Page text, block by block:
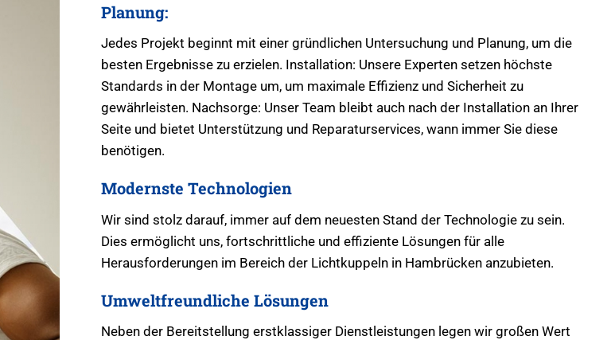
Planung:
Jedes Projekt beginnt mit einer gründlichen Untersuchung und Planung, um die
besten Ergebnisse zu erzielen. Installation: Unsere Experten setzen höchste
Standards in der Montage um, um maximale Effizienz und Sicherheit zu
gewährleisten. Nachsorge: Unser Team bleibt auch nach der Installation an Ihrer
Seite und bietet Unterstützung und Reparaturservices, wann immer Sie diese
benötigen.
Modernste Technologien
Wir sind stolz darauf, immer auf dem neuesten Stand der Technologie zu sein.
Dies ermöglicht uns, fortschrittliche und effiziente Lösungen für alle
Herausforderungen im Bereich der Lichtkuppeln in Hambrücken anzubieten.
Umweltfreundliche Lösungen
Neben der Bereitstellung erstklassiger Dienstleistungen legen wir großen Wert